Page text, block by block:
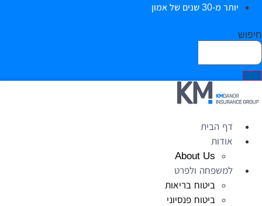
יותר מ-30 שנים של אמון
דף הבית
אודות
About Us
למשפחה ולפרט
ביטוח בריאות
ביטוח פנסיוני